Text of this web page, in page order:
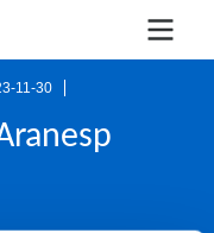
11-30